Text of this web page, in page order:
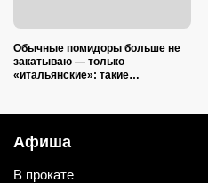
Обычные помидоры больше не
закатываю — только
«итальянские»: такие
Афиша
В прокате